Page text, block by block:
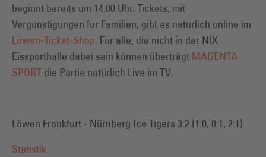
beginnt bereits um 14.00 Uhr. Tickets, mit
Vergünstigungen für Familien, gibt es natürlich online im
Löwen-Ticket-Shop. Für alle, die nicht in der NIX
Eissporthalle dabei sein können überträgt MAGENTA
SPORT die Partie natürlich Live im TV.
Löwen Frankfurt - Nürnberg Ice Tigers 3:2 (1:0, 0:1, 2:1)
Statistik